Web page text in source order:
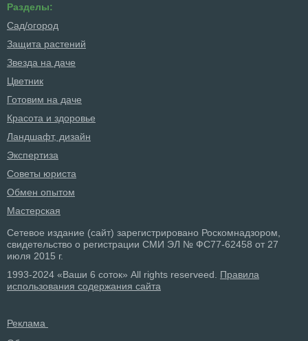
Разделы:
Сад/огород
Защита растений
Звезда на даче
Цветник
Готовим на даче
Красота и здоровье
Ландшафт, дизайн
Экспертиза
Советы юриста
Обмен опытом
Мастерская
Сетевое издание (сайт) зарегистрировано Роскомнадзором,
свидетельство о регистрации СМИ ЭЛ № ФС77-62458 от 27
июля 2015 г.
1993-2024 «Ваши 6 соток» All rights reserveed. Правила
использования содержания сайта
Реклама